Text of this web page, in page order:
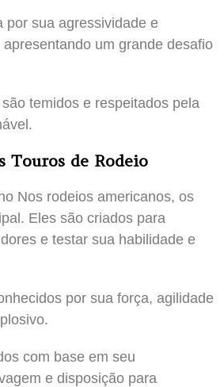
por sua agressividade e
um grande desafio
temidos e respeitados pela
Touros de Rodeio
Nos rodeios americanos, os
Eles são criados para
e testar sua habilidade e
por sua força, agilidade
com base em seu
e disposição para